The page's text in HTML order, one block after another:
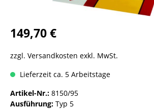
149,70 €
zzgl. Versandkosten exkl. MwSt.
Lieferzeit ca. 5 Arbeitstage
Artikel-Nr.: 8150/95
Ausführung: Typ 5